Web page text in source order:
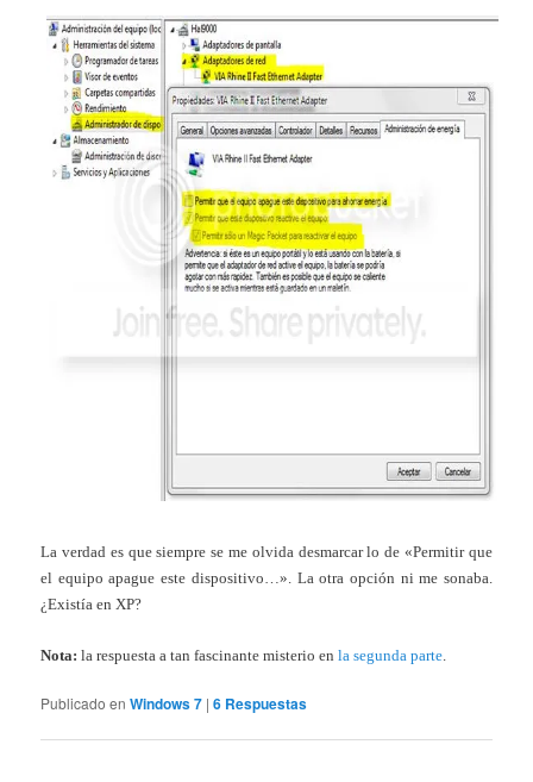
La verdad es que siempre se me olvida desmarcar lo de «Permitir que
el equipo apague este dispositivo…». La otra opción ni me sonaba.
¿Existía en XP?
Nota:la respuesta a tan fascinante misterio enla segunda parte.
Publicado en Windows 7 |6 Respuestas